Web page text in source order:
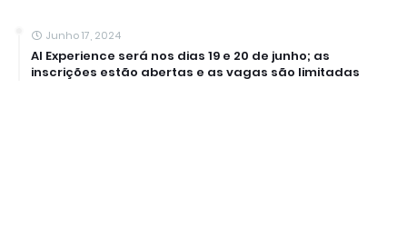
Junho 17, 2024
AI Experience será nos dias 19 e 20 de junho; as
inscrições estão abertas e as vagas são limitadas